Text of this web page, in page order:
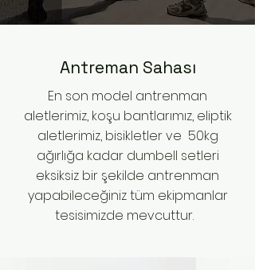
Antreman Sahası
En son model antrenman
aletlerimiz, koşu bantlarımız, eliptik
aletlerimiz, bisikletler ve 50kg
ağırlığa kadar dumbell setleri
eksiksiz bir şekilde antrenman
yapabileceğiniz tüm ekipmanlar
tesisimizde mevcuttur.